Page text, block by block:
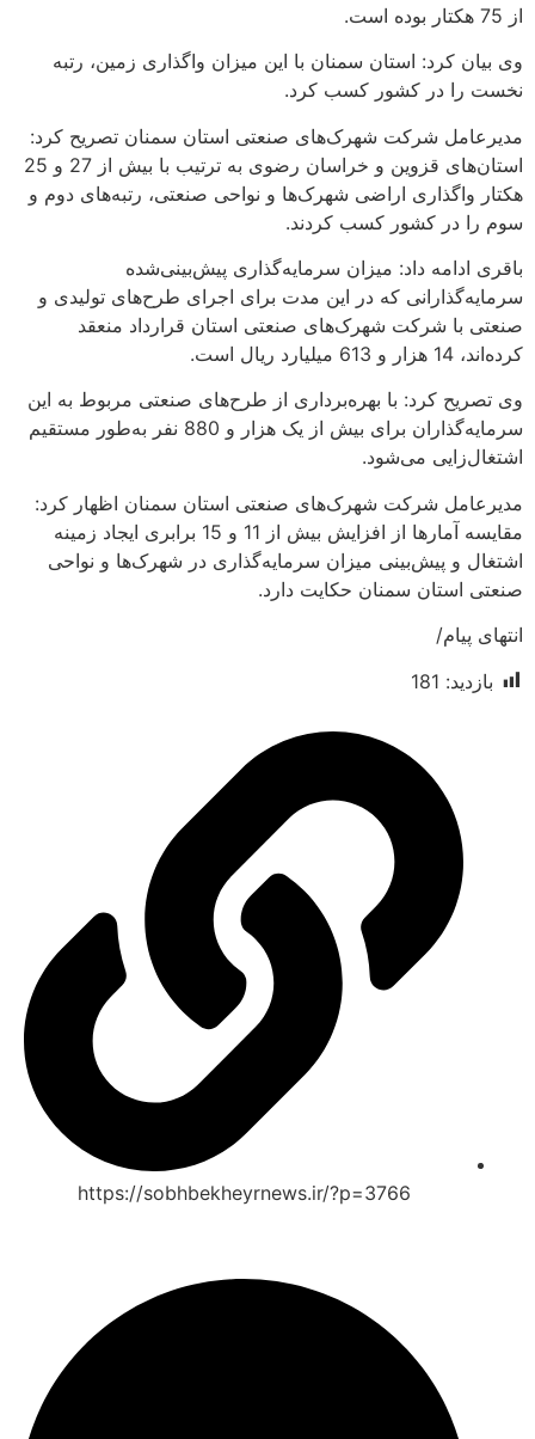
استان سمنان با این میزان واگذاری زمین، رتبه
در کشور کسب کرد.
شرکت شهرک‌های صنعتی استان سمنان تصریح کرد:
استان‌های قزوین و خراسان رضوی به ترتیب با بیش از 27 و 25
اراضی شهرک‌ها و نواحی صنعتی، رتبه‌های دوم و
کشور کسب کردند.
داد: میزان سرمایه‌گذاری پیش‌بینی‌شده
که در این مدت برای اجرای طرح‌های تولیدی و
شرکت شهرک‌های صنعتی استان قرارداد منعقد
کرد: با بهره‌برداری از طرح‌های صنعتی مربوط به این
سرمایه‌گذاران برای بیش از یک هزار و 880 نفر به‌طور مستقیم
می‌شود.
شرکت شهرک‌های صنعتی استان سمنان اظهار کرد:
مقایسه آمارها از افزایش بیش از 11 و 15 برابری ایجاد زمینه
پیش‌بینی میزان سرمایه‌گذاری در شهرک‌ها و نواحی
سمنان حکایت دارد.
181
https://sobhbekheyrnews.ir/?p=3766